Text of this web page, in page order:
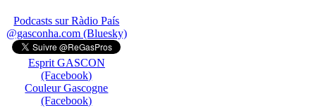
Podcasts sur Ràdio País
@gasconha.com (Bluesky)
Esprit GASCON
(Facebook)
Couleur Gascogne
(Facebook)